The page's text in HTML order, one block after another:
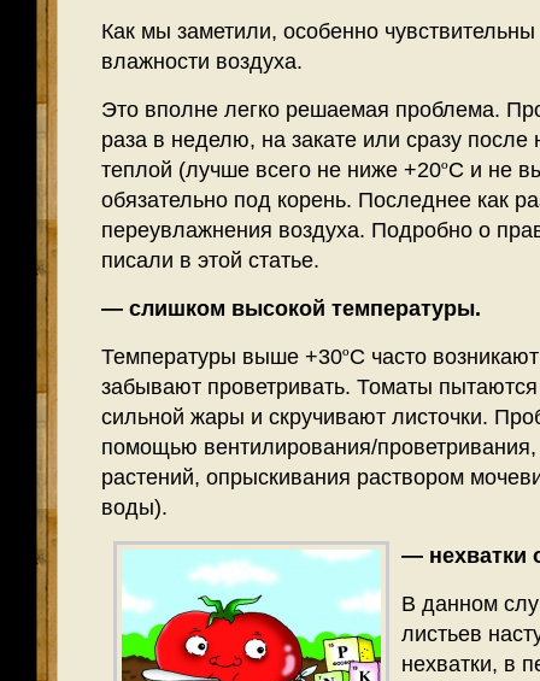
Как мы заметили, особенно
влажности воздуха.
Это вполне легко решаемая проблема.
раза в неделю, на закате или сразу после
теплой (лучше всего не ниже +20ºС и не
обязательно под корень. Последнее как
переувлажнения воздуха. Подробно о
писали в этой статье.
— слишком высокой температуры.
Температуры выше +30ºС часто
забывают проветривать. Томаты пытаются
сильной жары и скручивают листочки.
помощью вентилирования/
растений, опрыскивания раствором
воды).
— нехватки
В данном
листьев
нехватки, в